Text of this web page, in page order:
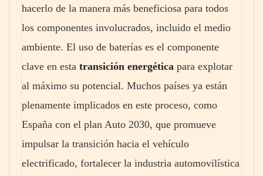
hacerlo de la manera más beneficiosa para todos
los componentes involucrados, incluido el medio
ambiente. El uso de baterías es el componente
clave en esta transición energética para explotar
al máximo su potencial. Muchos países ya están
plenamente implicados en este proceso, como
España con el plan Auto 2030, que promueve
impulsar la transición hacia el vehículo
electrificado, fortalecer la industria automovilística